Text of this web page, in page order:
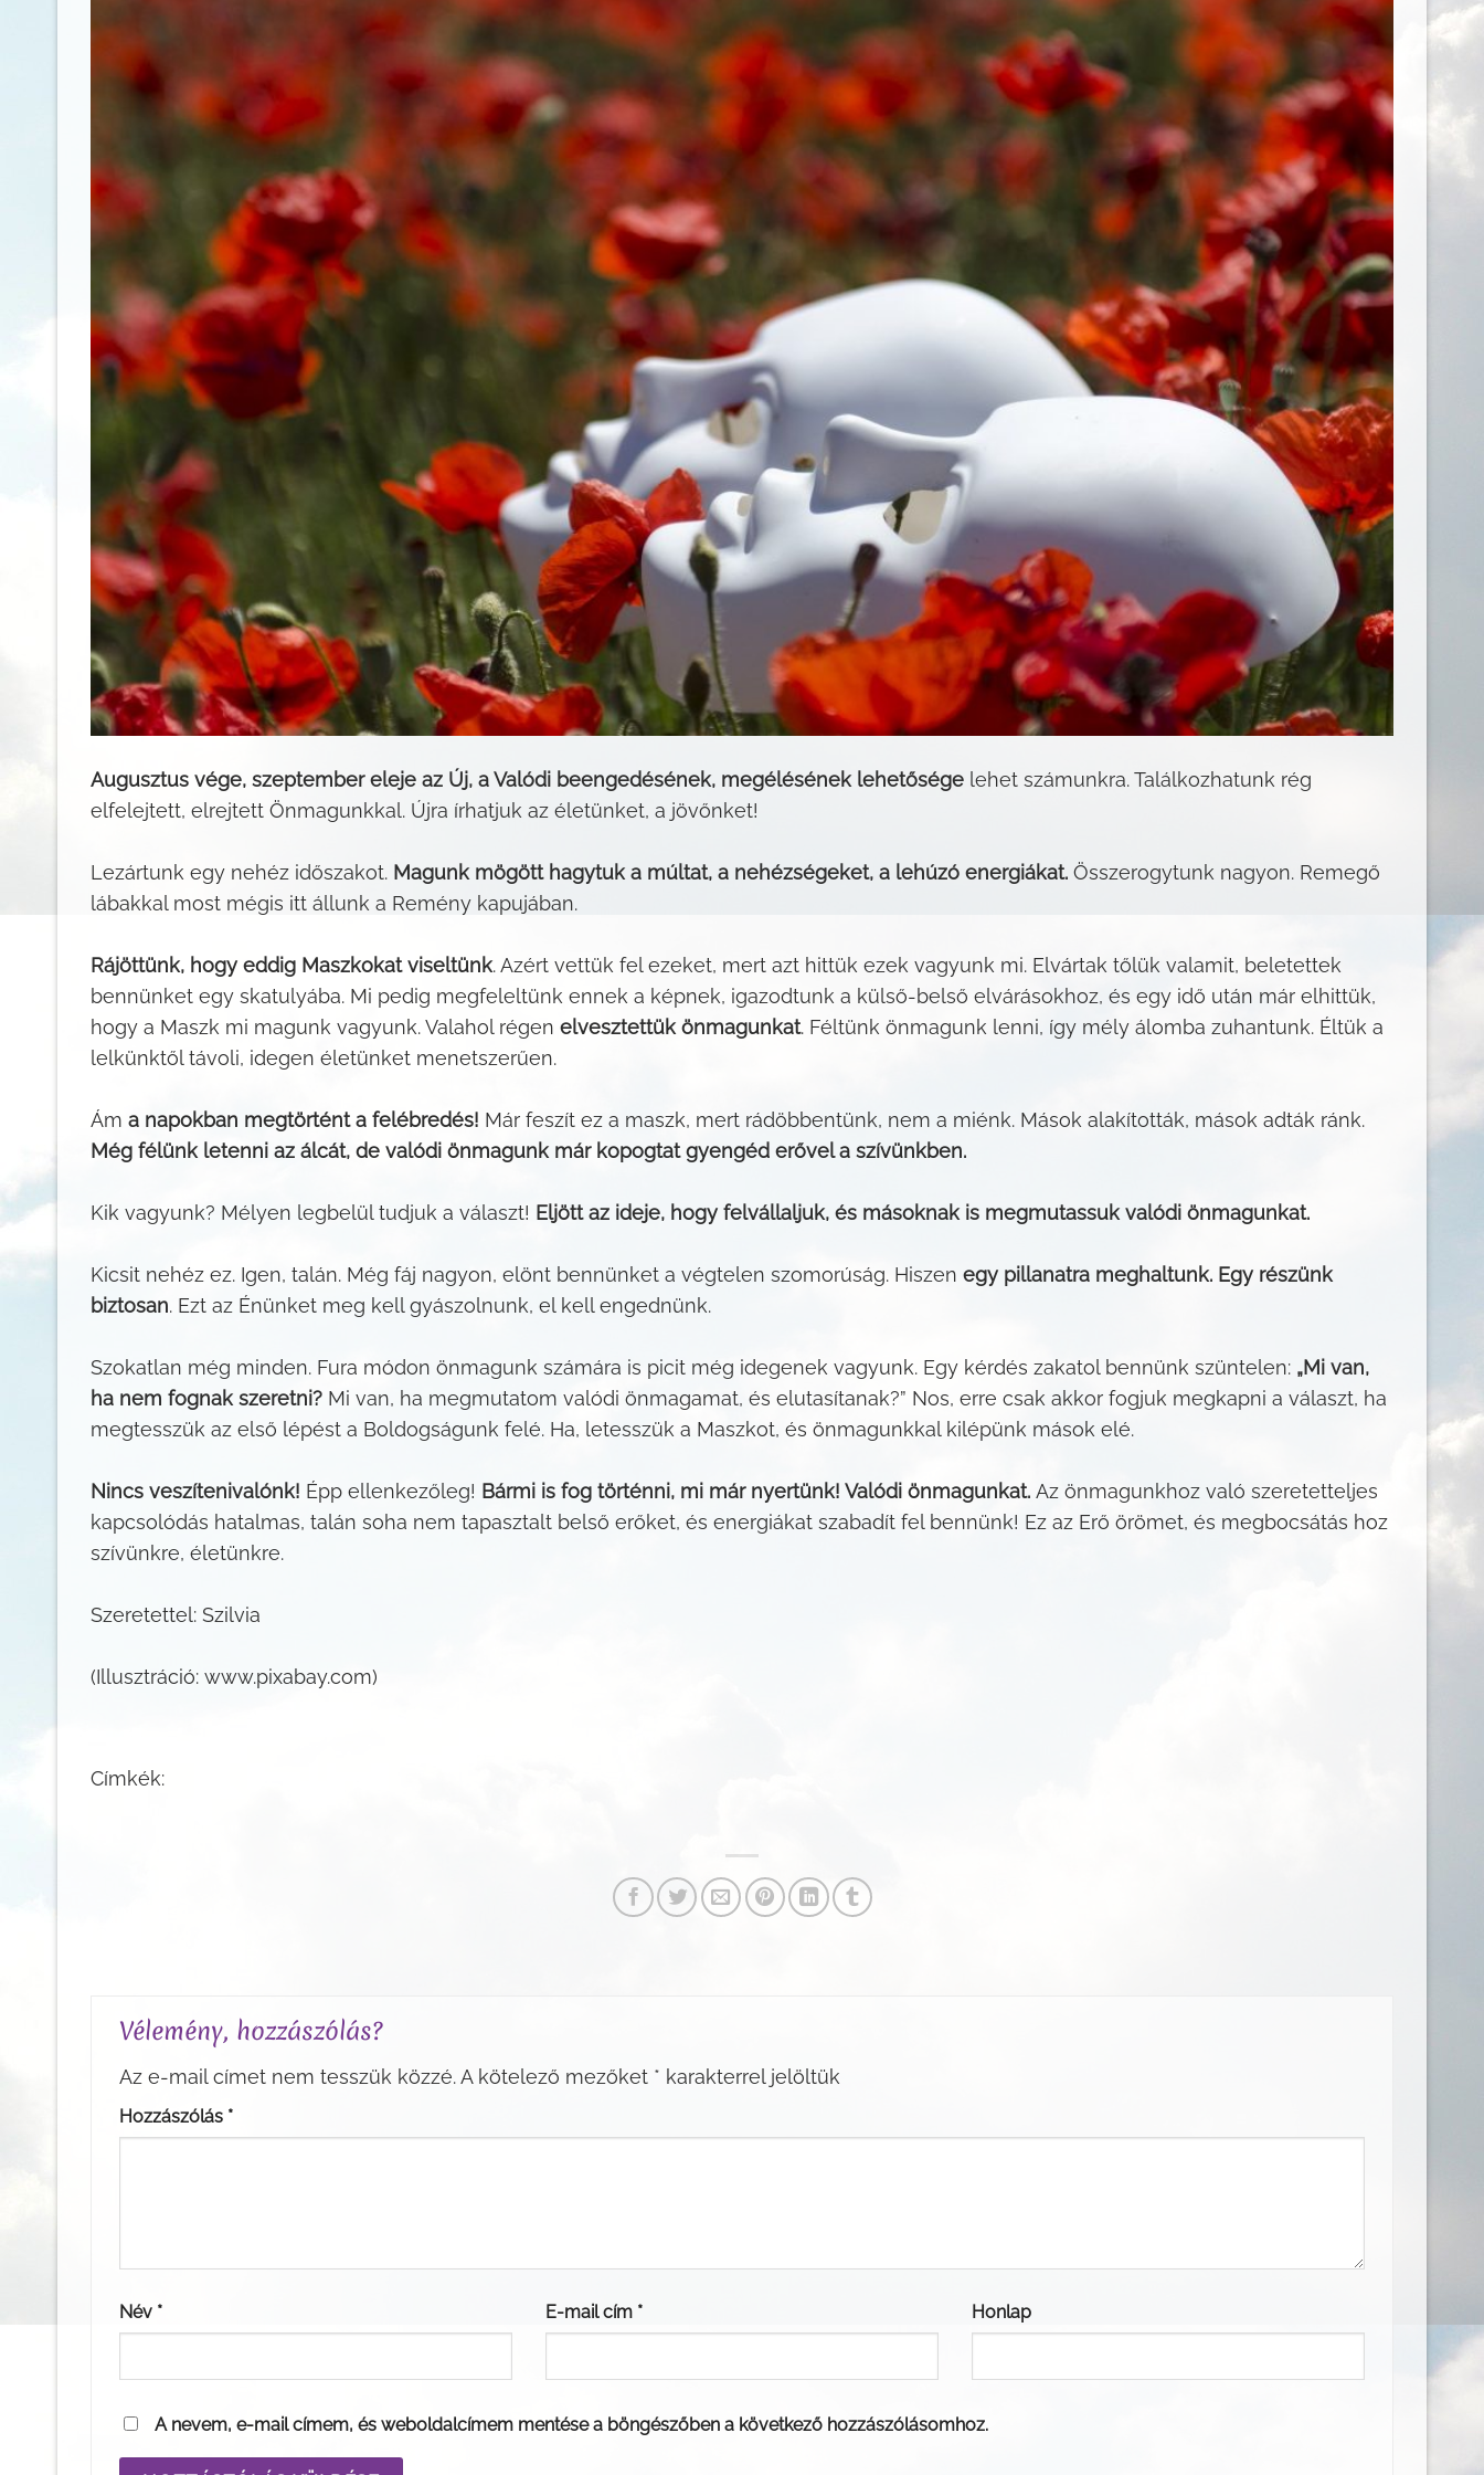
Augusztus vége, szeptember eleje az Új, a Valódi beengedésének, megélésének lehetősége lehet számunkra. Találkozhatunk rég
elfelejtett, elrejtett Önmagunkkal. Újra írhatjuk az életünket, a jövőnket!
Lezártunk egy nehéz időszakot. Magunk mögött hagytuk a múltat, a nehézségeket, a lehúzó energiákat. Összerogytunk nagyon. Remegő
lábakkal most mégis itt állunk a Remény kapujában.
Rájöttünk, hogy eddig Maszkokat viseltünk. Azért vettük fel ezeket, mert azt hittük ezek vagyunk mi. Elvártak tőlük valamit, beletettek
bennünket egy skatulyába. Mi pedig megfeleltünk ennek a képnek, igazodtunk a külső-belső elvárásokhoz, és egy idő után már elhittük,
hogy a Maszk mi magunk vagyunk. Valahol régen elvesztettük önmagunkat. Féltünk önmagunk lenni, így mély álomba zuhantunk. Éltük a
lelkünktől távoli, idegen életünket menetszerűen.
Ám a napokban megtörtént a felébredés! Már feszít ez a maszk, mert rádöbbentünk, nem a miénk. Mások alakították, mások adták ránk.
Még félünk letenni az álcát, de valódi önmagunk már kopogtat gyengéd erővel a szívünkben.
Kik vagyunk? Mélyen legbelül tudjuk a választ! Eljött az ideje, hogy felvállaljuk, és másoknak is megmutassuk valódi önmagunkat.
Kicsit nehéz ez. Igen, talán. Még fáj nagyon, elönt bennünket a végtelen szomorúság. Hiszen egy pillanatra meghaltunk. Egy részünk
biztosan. Ezt az Énünket meg kell gyászolnunk, el kell engednünk.
Szokatlan még minden. Fura módon önmagunk számára is picit még idegenek vagyunk. Egy kérdés zakatol bennünk szüntelen: „Mi van,
ha nem fognak szeretni? Mi van, ha megmutatom valódi önmagamat, és elutasítanak?” Nos, erre csak akkor fogjuk megkapni a választ, ha
megtesszük az első lépést a Boldogságunk felé. Ha, letesszük a Maszkot, és önmagunkkal kilépünk mások elé.
Nincs veszítenivalónk! Épp ellenkezőleg! Bármi is fog történni, mi már nyertünk! Valódi önmagunkat. Az önmagunkhoz való szeretetteljes
kapcsolódás hatalmas, talán soha nem tapasztalt belső erőket, és energiákat szabadít fel bennünk! Ez az Erő örömet, és megbocsátás hoz
szívünkre, életünkre.
Szeretettel: Szilvia
(Illusztráció: www.pixabay.com)
Címkék:
Vélemény, hozzászólás?
Az e-mail címet nem tesszük közzé.A kötelező mezőket * karakterrel jelöltük
Hozzászólás *
Név * E-mail cím * Honlap
A nevem, e-mail címem, és weboldalcímem mentése a böngészőben a következő hozzászólásomhoz.